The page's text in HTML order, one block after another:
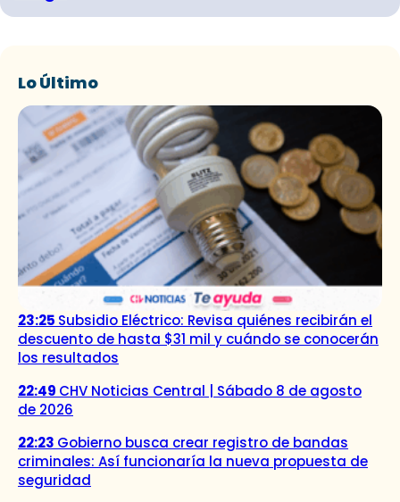
Lo Último
23:25 Subsidio Eléctrico: Revisa quiénes recibirán el
descuento de hasta $31 mil y cuándo se conocerán
los resultados
22:49 CHV Noticias Central | Sábado 8 de agosto
de 2026
22:23 Gobierno busca crear registro de bandas
criminales: Así funcionaría la nueva propuesta de
seguridad